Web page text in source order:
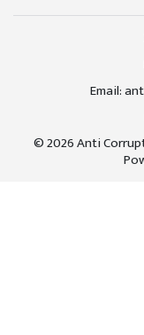
Email:
© 2026 Anti